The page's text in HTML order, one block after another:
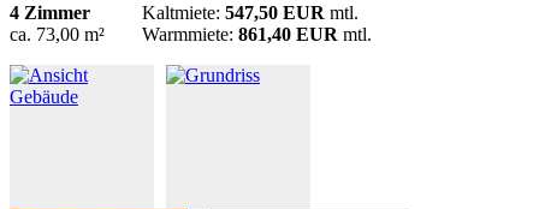
4 Zimmer
ca. 73,00 m²
Kaltmiete: 547,50 EUR mtl.
Warmmiete: 861,40 EUR mtl.